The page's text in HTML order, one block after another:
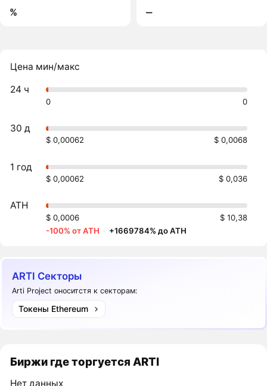
%
‒
Цена мин/макс
24 ч
0 0
30 д
$ 0,00062 $ 0,0068
1 год
$ 0,00062 $ 0,036
ATH
$ 0,0006
$ 10,38
-100% от ATH · +1669784% до ATH
ARTI Секторы
Arti Project оноситстя к секторам:
Токены Ethereum
Биржи где торгуется ARTI
Нет данных